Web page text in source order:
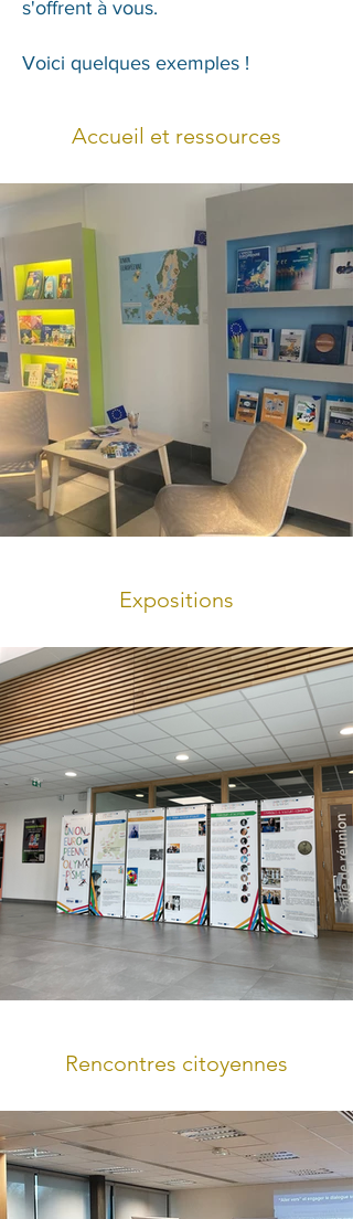
s'offrent à vous.
Voici quelques exemples !
Accueil et ressources
Expositions
Rencontres citoyennes